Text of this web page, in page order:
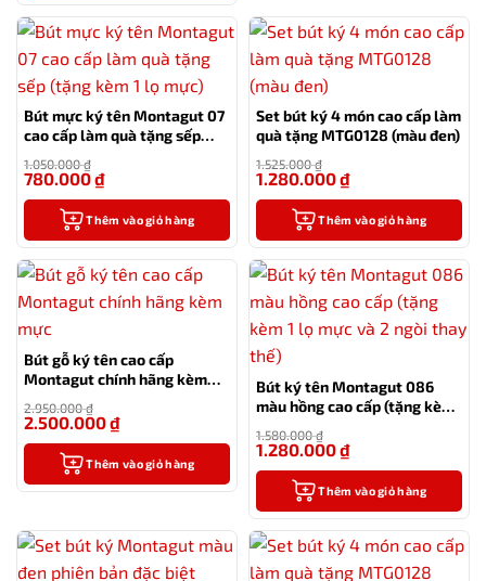
Bút mực ký tên Montagut 07
cao cấp làm quà tặng sếp
1.050.000₫
780.000₫
Thêm vào giỏ hàng
Set bút ký 4 món cao cấp làm
quà tặng MTG0128 (màu đen)
1.525.000₫
1.280.000₫
Thêm vào giỏ hàng
Bút gỗ ký tên cao cấp
Montagut chính hãng kèm
2.950.000₫
2.500.000₫
Thêm vào giỏ hàng
Bút ký tên Montagut 086
màu hồng cao cấp (tặng kèm
1.580.000₫
1.280.000₫
Thêm vào giỏ hàng